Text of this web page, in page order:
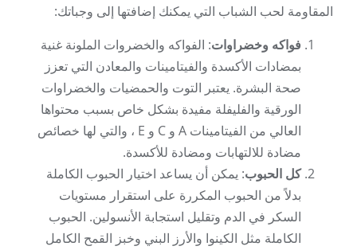
المقاومة لحب الشباب التي يمكنك إضافتها إلى وجباتك:
فواكه وخضراوات: الفواكه والخضروات الملونة غنية
بمضادات الأكسدة والفيتامينات والمعادن التي تعزز
صحة البشرة. يعتبر التوت والحمضيات والخضراوات
الورقية والفليفلة مفيدة بشكل خاص بسبب محتواها
العالي من الفيتامينات A و C و E ، والتي لها خصائص
مضادة للالتهابات ومضادة للأكسدة.
كل الحبوب: يمكن أن يساعد اختيار الحبوب الكاملة
بدلاً من الحبوب المكررة على استقرار مستويات
السكر في الدم وتقليل استجابة الأنسولين. الحبوب
الكاملة مثل الكينوا والأرز البني وخبز القمح الكامل